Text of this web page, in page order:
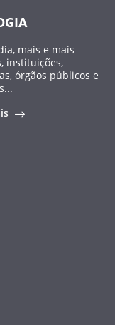
mais e mais
instituições,
órgãos públicos e